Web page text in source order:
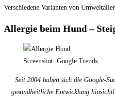
Verschiedene Varianten von
Allergie beim Hund –
Screenshot: Google Trends
Seit 2004 haben sich die Google-
gesundheitliche Entwicklung